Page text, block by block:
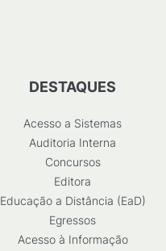
DESTAQUES
Acesso a Sistemas
Auditoria Interna
Concursos
Editora
Educação a Distância (EaD)
Egressos
Acesso à Informação